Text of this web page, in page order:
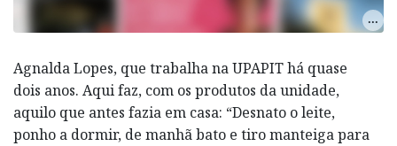
Agnalda Lopes, que trabalha na UPAPIT há quase
dois anos. Aqui faz, com os produtos da unidade,
aquilo que antes fazia em casa: “Desnato o leite,
ponho a dormir, de manhã bato e tiro manteiga para